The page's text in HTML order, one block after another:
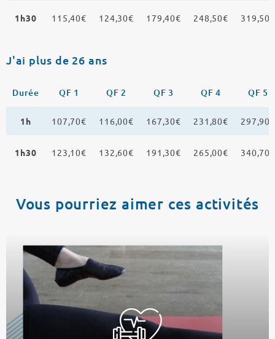
1h30 115,40€ 124,30€ 179,40€ 248,50€ 319,50€
J'ai plus de 26 ans
Durée QF 1 QF 2 QF 3 QF 4 QF 5
1h 107,70€ 116,00€ 167,30€ 231,80€ 297,90€
1h30 123,10€ 132,60€ 191,30€ 265,00€ 340,70€
Vous pourriez aimer ces activités